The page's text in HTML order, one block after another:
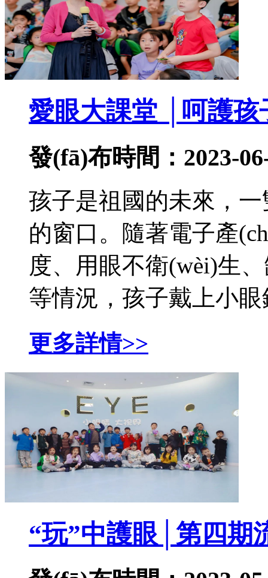
愛眼大課堂 │呵護
發(fā)布時間：2023-
孩子是祖國的未來
的窗口。隨著電子產
度、用眼不衛(wèi)生
等情況，孩子戴上小眼
更多詳情>>
“玩”中護眼│第四期